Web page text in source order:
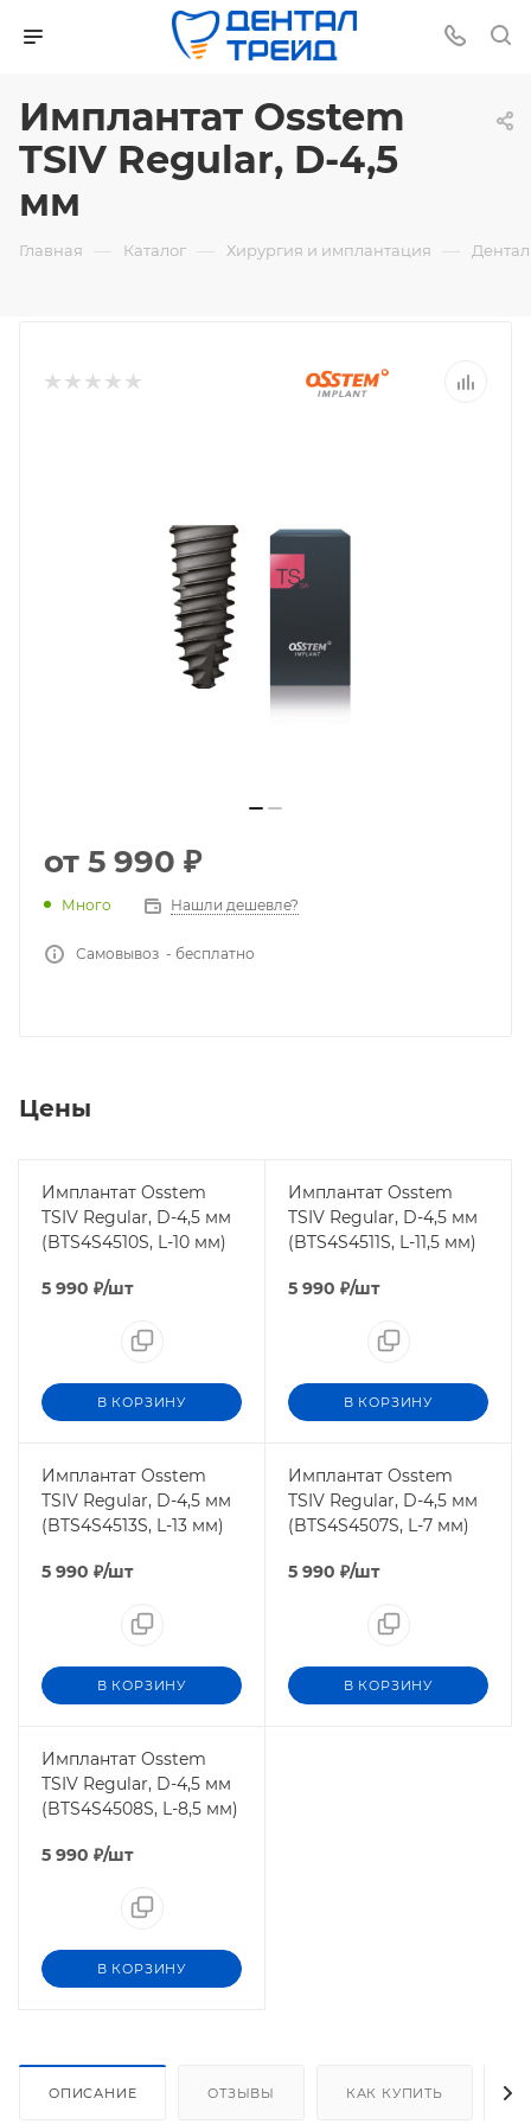
Имплантат Osstem
TSIV Regular, D-4,5
мм
Главная — Каталог — Хирургия и имплантация —
от 5 990 ₽
Много Нашли дешевле?
Самовывоз - бесплатно
Цены
Имплантат Osstem
TSIV Regular, D-4,5 мм
(BTS4S4510S, L-10 мм)
5 990 ₽/шт
В КОРЗИНУ
Имплантат Osstem
TSIV Regular, D-4,5 мм
(BTS4S4511S, L-11,5 мм)
5 990 ₽/шт
В КОРЗИНУ
Имплантат Osstem
TSIV Regular, D-4,5 мм
(BTS4S4513S, L-13 мм)
5 990 ₽/шт
В КОРЗИНУ
Имплантат Osstem
TSIV Regular, D-4,5 мм
(BTS4S4507S, L-7 мм)
5 990 ₽/шт
В КОРЗИНУ
Имплантат Osstem
TSIV Regular, D-4,5 мм
(BTS4S4508S, L-8,5 мм)
5 990 ₽/шт
В КОРЗИНУ
ОПИСАНИЕ ОТЗЫВЫ КАК КУПИТЬ